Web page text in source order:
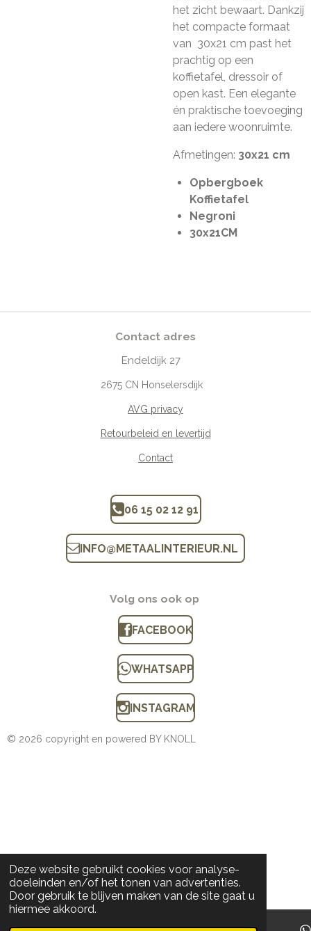
Deze website gebruikt cookies voor analyse-
doeleinden en/of het tonen van advertenties.
Door gebruik te blijven maken van de site gaat u
hiermee akkoord.
het zicht bewaart. Dankzij
het compacte formaat
van 30x21 cm past het
prachtig op een
koffietafel, dressoir of
open kast. Een elegante
én praktische toevoeging
aan iedere woonruimte.
Afmetingen: 30x21 cm
Opbergboek
Koffietafel
Negroni
30x21CM
Contact adres
Endeldijk 27
2675 CN Honselersdijk
AVG privacy
Retourbeleid en levertijd
Contact
06 15 02 12 91
INFO@METAALINTERIEUR.NL
Volg ons ook op
FACEBOOK
WHATSAPP
INSTAGRAM
© 2026 copyright en powered BY KNOLL